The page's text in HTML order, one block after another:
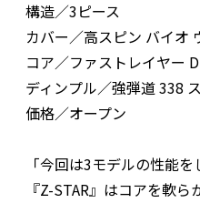
構造／3ピース
カバー／高スピン バイオ
コア／ファストレイヤー
ディンプル／強弾道 338
価格／オープン
「今回は3モデルの性能
『Z-STAR』はコアを軟